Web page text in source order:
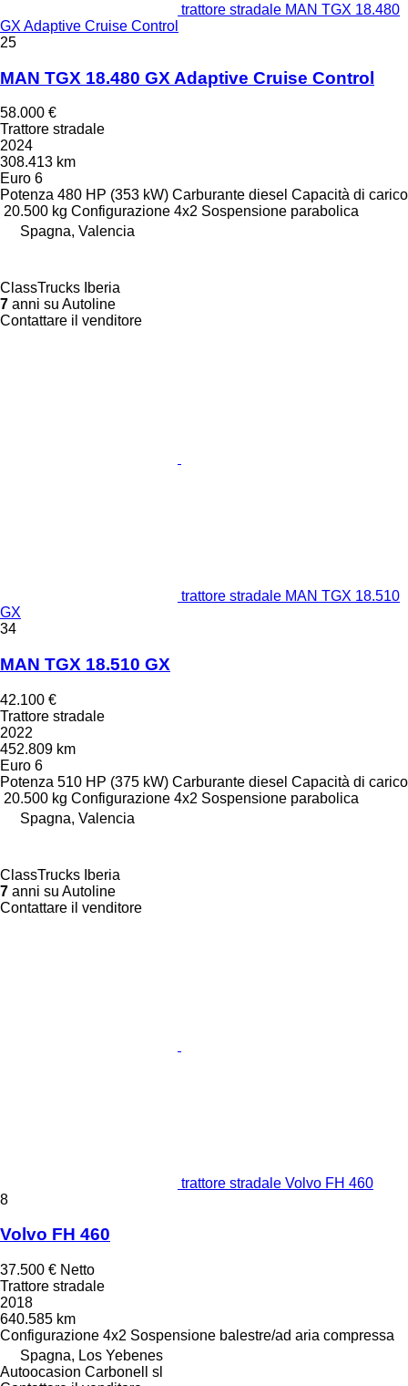
trattore stradale MAN TGX 18.480
GX Adaptive Cruise Control
25
MAN TGX 18.480 GX Adaptive Cruise Control
58.000 €
Trattore stradale
2024
308.413 km
Euro 6
Potenza 480 HP (353 kW) Carburante diesel Capacità di carico
20.500 kg Configurazione 4x2 Sospensione parabolica
Spagna, Valencia
ClassTrucks Iberia
7 anni su Autoline
Contattare il venditore
trattore stradale MAN TGX 18.510
GX
34
MAN TGX 18.510 GX
42.100 €
Trattore stradale
2022
452.809 km
Euro 6
Potenza 510 HP (375 kW) Carburante diesel Capacità di carico
20.500 kg Configurazione 4x2 Sospensione parabolica
Spagna, Valencia
ClassTrucks Iberia
7 anni su Autoline
Contattare il venditore
trattore stradale Volvo FH 460
8
Volvo FH 460
37.500 € Netto
Trattore stradale
2018
640.585 km
Configurazione 4x2 Sospensione balestre/ad aria compressa
Spagna, Los Yebenes
Autoocasion Carbonell sl